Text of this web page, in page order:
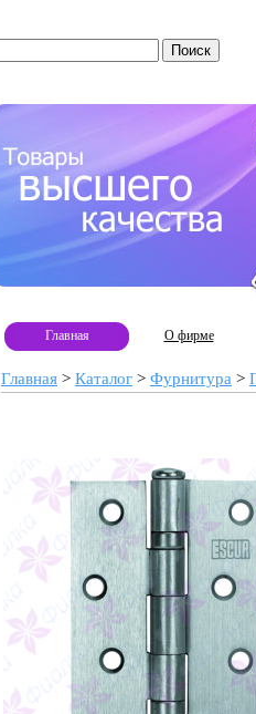
Главная О фирме
Главная > Каталог > Фурнитура >